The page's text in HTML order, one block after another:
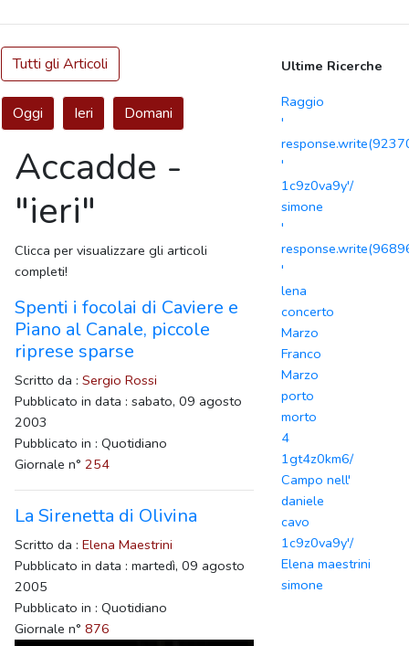
Tutti gli Articoli
Oggi Ieri Domani
Accadde -
"ieri"
Clicca per visualizzare gli articoli
completi!
Spenti i focolai di Caviere e
Piano al Canale, piccole
riprese sparse
Scritto da : Sergio Rossi
Pubblicato in data : sabato, 09 agosto
2003
Pubblicato in : Quotidiano
Giornale n° 254
La Sirenetta di Olivina
Scritto da : Elena Maestrini
Pubblicato in data : martedì, 09 agosto
2005
Pubblicato in : Quotidiano
Giornale n° 876
Ultime Ricerche
Raggio
'
'
1c9z0va9y'/
simone
'
'
lena
concerto
Marzo
Franco
Marzo
porto
morto
4
1gt4z0km6/
Campo nell'
daniele
cavo
1c9z0va9y'/
Elena maestrini
simone